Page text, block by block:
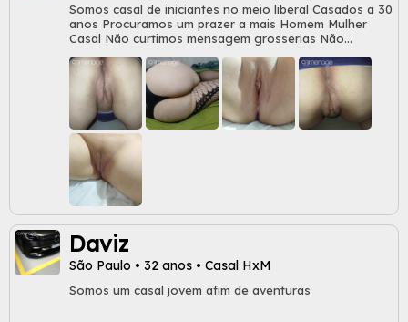
Somos casal de iniciantes no meio liberal Casados a 30
anos Procuramos um prazer a mais Homem Mulher
Casal Não curtimos mensagem grosserias Não
tem puta e nem corno aqui Não saímos sozinhos E não
nos deslocamos pra lugar nenhum pra encontro sem
vem até nós Casais depende de conversa e combinar
Presamos muito o respeito
Daviz
São Paulo • 32 anos • Casal HxM
Somos um casal jovem afim de aventuras